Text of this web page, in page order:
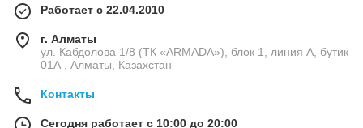
Работает с 22.04.2010
г. Алматы
ул. Кабдолова 1/8 (ТК «ARMADA»), блок 1, линия А, бутик
01А , Алматы, Казахстан
Контакты
Сегодня работает с 10:00 до 20:00